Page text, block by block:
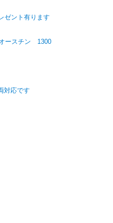
ゼント有ります
ースチン 1300
対応です